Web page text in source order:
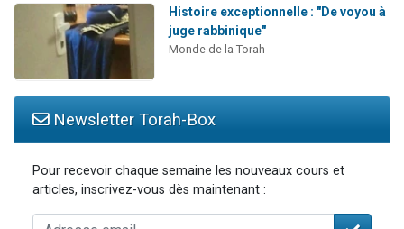
Histoire exceptionnelle : "De voyou à
juge rabbinique"
Monde de la Torah
Newsletter Torah-Box
Pour recevoir chaque semaine les nouveaux cours et
articles, inscrivez-vous dès maintenant :